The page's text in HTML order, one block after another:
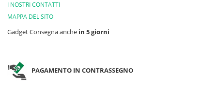
I NOSTRI CONTATTI
MAPPA DEL SITO
Gadget Consegna anche in 5 giorni
PAGAMENTO IN CONTRASSEGNO